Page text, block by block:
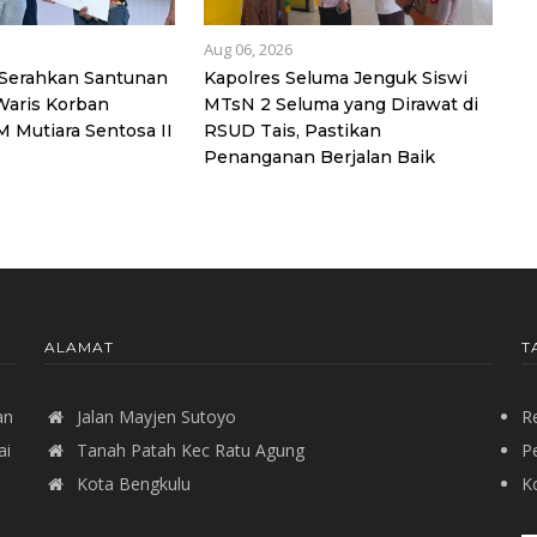
Santunan
Korban
Mutiara Sentosa II
Aug 06, 2026
Kapolres Seluma Jenguk Siswi
MTsN 2 Seluma yang Dirawat di
RSUD Tais, Pastikan
Penanganan Berjalan Baik
ALAMAT
Jalan Mayjen Sutoyo
Tanah Patah Kec Ratu Agung
Kota Bengkulu